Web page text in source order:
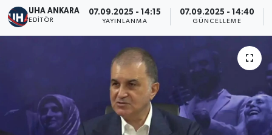
UHA ANKARA
EDITÖR
07.09.2025 - 14:15
YAYINLANMA
07.09.2025 - 14:40
GÜNCELLEME